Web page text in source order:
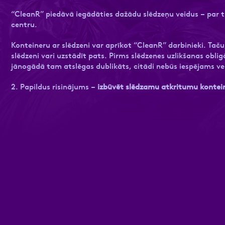
“CleanR” piedāvā iegādāties dažādu slēdzeņu veidus –
centru.
Konteineru ar slēdzeni var aprīkot “CleanR” darbinieki.
slēdzeni vari uzstādīt pats. Pirms slēdzenes uzlikšanas
jānogādā tam atslēgas dublikāts, citādi nebūs iespējams
2. Papildus risinājums – izbūvēt slēdzamu atkritumu
Privātuma politika
datu apstrādei.